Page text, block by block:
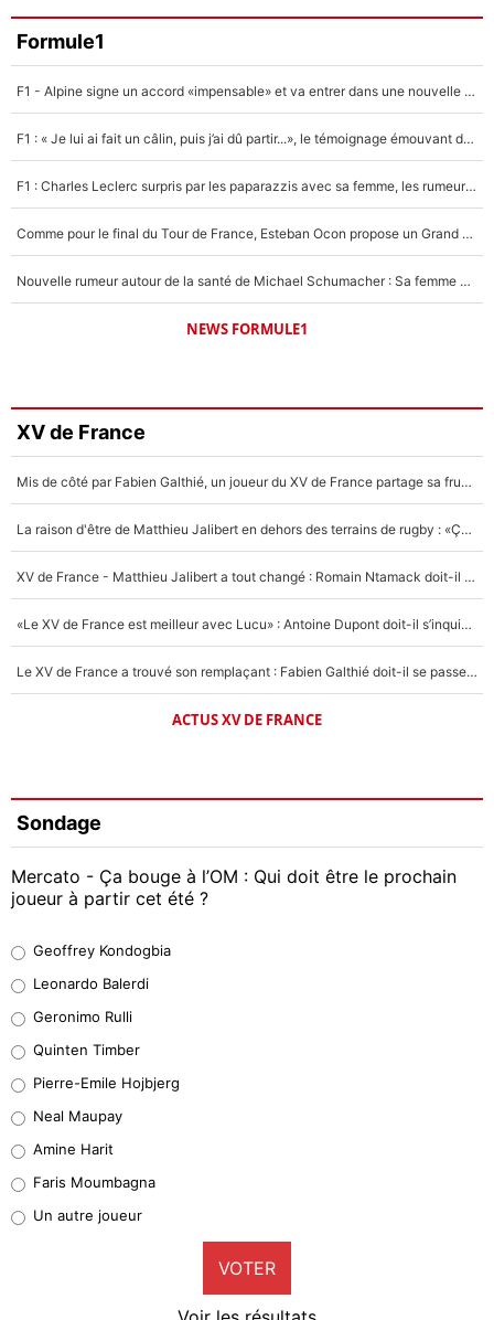
Formule1
F1 - Alpine signe un accord «impensable» et va entrer dans une nouvelle dimension : Grande nouvelle pour Pierre Gasly !
F1 : « Je lui ai fait un câlin, puis j’ai dû partir...», le témoignage émouvant de Max Verstappen sur sa fille
F1 : Charles Leclerc surpris par les paparazzis avec sa femme, les rumeurs étaient vraies !
Comme pour le final du Tour de France, Esteban Ocon propose un Grand Prix de Formule 1 à Paris : «Autour de l’Arc de Triomphe, ce serait génial» !
Nouvelle rumeur autour de la santé de Michael Schumacher : Sa femme Corinna sort du silence
NEWS FORMULE1
XV de France
Mis de côté par Fabien Galthié, un joueur du XV de France partage sa frustration : «ils ne me l’ont pas dit tout de suite»
La raison d'être de Matthieu Jalibert en dehors des terrains de rugby : «Ça m'atteint autant que si tu touches à un membre de ma famille»
XV de France - Matthieu Jalibert a tout changé : Romain Ntamack doit-il s’inquiéter pour sa place à un an de la Coupe du monde ?
«Le XV de France est meilleur avec Lucu» : Antoine Dupont doit-il s’inquiéter pour sa place ?
Le XV de France a trouvé son remplaçant : Fabien Galthié doit-il se passer d'Antoine Dupont ?
ACTUS XV DE FRANCE
Sondage
Mercato - Ça bouge à l’OM : Qui doit être le prochain
joueur à partir cet été ?
38%
32%
5%
1%
9%
Geoffrey Kondogbia
Leonardo Balerdi
Geronimo Rulli
Quinten Timber
Pierre-Emile Hojbjerg
Neal Maupay
Amine Harit
Faris Moumbagna
Un autre joueur
VOTER